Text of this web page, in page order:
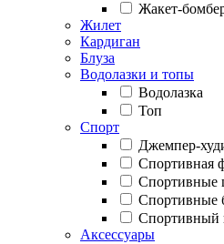
Жакет-
Жилет
Кардиган
Блуза
Водолазки и топы
Водолазка
Топ
Спорт
Джемпер-
Спортивная
Спортивные
Спортивные
Спортивный
Аксессуары